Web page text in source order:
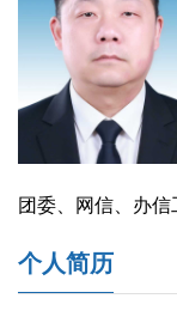
团委、网信、办信
个人简历